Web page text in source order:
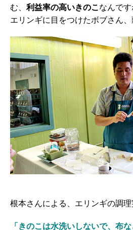
む、 利益率の高いきのこなんです
エリンギに目をつけたボブさん、
根本さんによる、エリンギの調理
「きのこは水洗いしないで、布